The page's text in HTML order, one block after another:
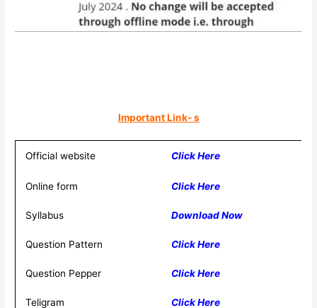
Important Link- s
Official website Click Here
Online form Click Here
Syllabus Download Now
Question Pattern Click Here
Question Pepper Click Here
Teligram Click Here